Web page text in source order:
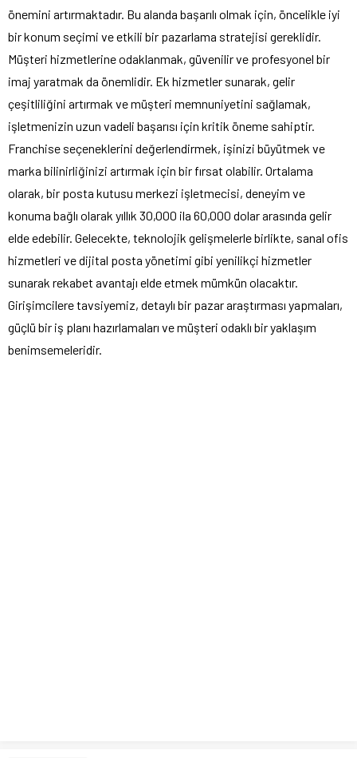
önemini artırmaktadır. Bu alanda başarılı olmak için, öncelikle iyi
bir konum seçimi ve etkili bir pazarlama stratejisi gereklidir.
Müşteri hizmetlerine odaklanmak, güvenilir ve profesyonel bir
imaj yaratmak da önemlidir. Ek hizmetler sunarak, gelir
çeşitliliğini artırmak ve müşteri memnuniyetini sağlamak,
işletmenizin uzun vadeli başarısı için kritik öneme sahiptir.
Franchise seçeneklerini değerlendirmek, işinizi büyütmek ve
marka bilinirliğinizi artırmak için bir fırsat olabilir. Ortalama
olarak, bir posta kutusu merkezi işletmecisi, deneyim ve
konuma bağlı olarak yıllık 30,000 ila 60,000 dolar arasında gelir
elde edebilir. Gelecekte, teknolojik gelişmelerle birlikte, sanal ofis
hizmetleri ve dijital posta yönetimi gibi yenilikçi hizmetler
sunarak rekabet avantajı elde etmek mümkün olacaktır.
Girişimcilere tavsiyemiz, detaylı bir pazar araştırması yapmaları,
güçlü bir iş planı hazırlamaları ve müşteri odaklı bir yaklaşım
benimsemeleridir.